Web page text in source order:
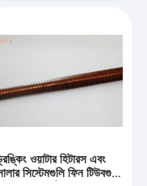
ওয়াটার হিটারস এবং
সিস্টেমগুলি ফিন টিউবগুলি